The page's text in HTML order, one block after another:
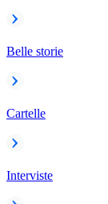
Belle storie
Cartelle
Interviste